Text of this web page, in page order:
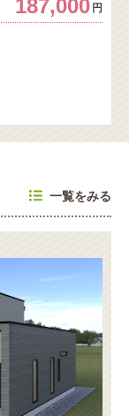
187,000 円
一覧をみる